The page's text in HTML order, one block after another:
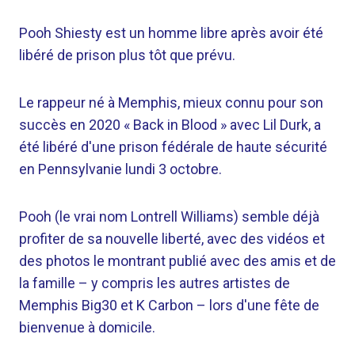
Pooh Shiesty est un homme libre après avoir été
libéré de prison plus tôt que prévu.
Le rappeur né à Memphis, mieux connu pour son
succès en 2020 « Back in Blood » avec Lil Durk, a
été libéré d'une prison fédérale de haute sécurité
en Pennsylvanie lundi 3 octobre.
Pooh (le vrai nom Lontrell Williams) semble déjà
profiter de sa nouvelle liberté, avec des vidéos et
des photos le montrant publié avec des amis et de
la famille – y compris les autres artistes de
Memphis Big30 et K Carbon – lors d'une fête de
bienvenue à domicile.